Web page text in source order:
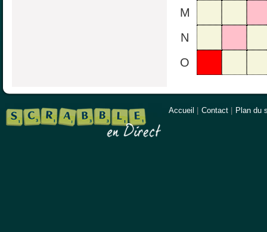
M
N
O
Accueil Contact Plan du